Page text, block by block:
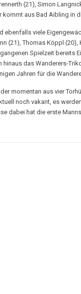
(21), Simon
kommt aus Bad Aibling in
ebenfalls viele
(21), Thomas Köppl
Spielzeit bereits
hinaus das Wanderers-
Jahren für die
momentan aus vier
noch vakant, es
dabei hat die erste